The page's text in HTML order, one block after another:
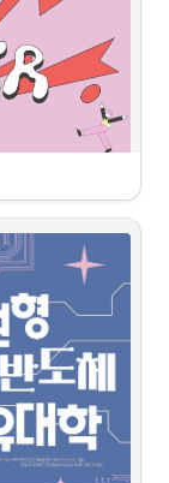
담긴 조운동
한 주거와 상업이
이 모였습니다.
교육을 운영했
과 글로 엮어 여러
더
상해보는 예술교
램에서
도록 워크북을